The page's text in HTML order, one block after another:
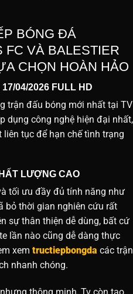
BÓNG ĐÁ
FC VÀ BALESTIER
CHỌN HOÀN HẢO
04/2026 FULL HD
trận đấu bóng mới nhất tại TV
dụng công nghệ hiện đại nhất,
tục để hạn chế tình trạng
LƯỢNG CAO
tối ưu đầy đủ tính năng như
bỏ thời gian nghiên cứu rất
sự thân thiện dễ dùng, bất cứ
lần nào cũng dễ dàng thực
xem tructiepbongda các trận
nhanh chóng.